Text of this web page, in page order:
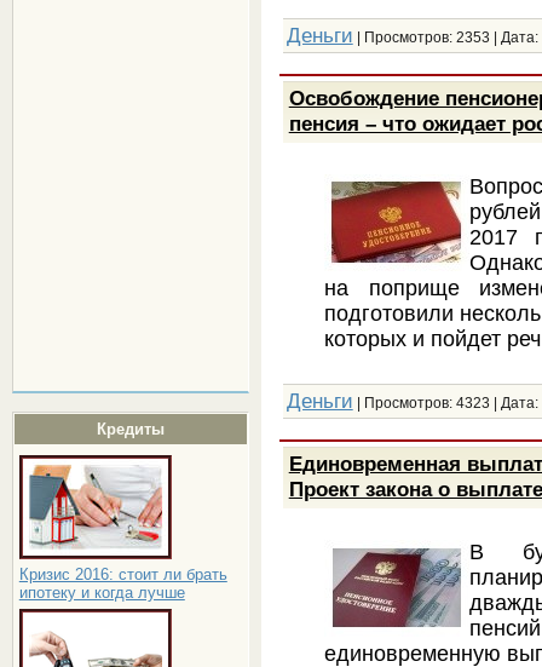
Кредиты
Кризис 2016: стоит ли брать
ипотеку и когда лучше
Деньги | Просмотров: 2353 | Дата:
Освобождение
пенсия – что ожидает
2017
на поприще
подготовили
которых и пойдет
Деньги | Просмотров: 4323 | Дата:
Единовременная
Проект закона о
В
единовременную